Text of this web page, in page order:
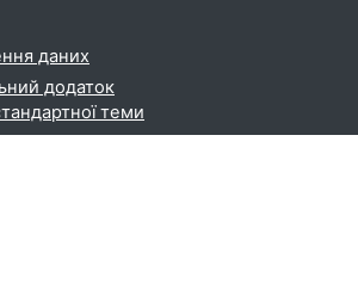
даних
додаток
теми